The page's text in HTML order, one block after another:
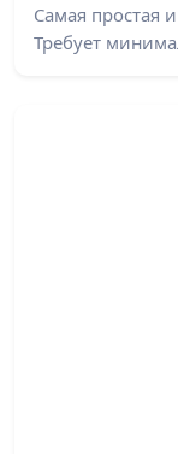
Самая простая
Требует